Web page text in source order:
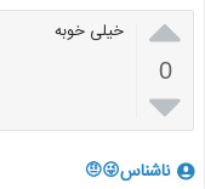

0

خیلی خوبه
ناشناس😜🤨